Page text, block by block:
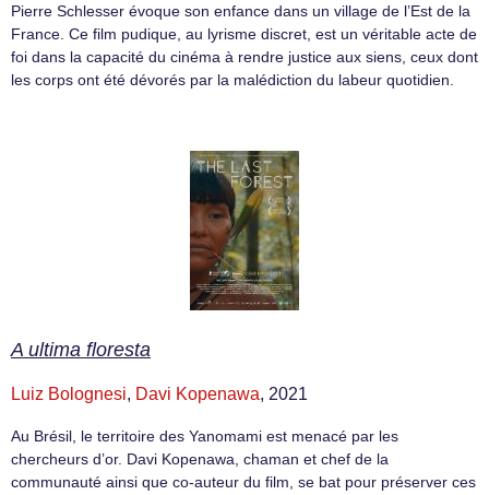
Pierre Schlesser évoque son enfance dans un village de l’Est de la
France. Ce film pudique, au lyrisme discret, est un véritable acte de
foi dans la capacité du cinéma à rendre justice aux siens, ceux dont
les corps ont été dévorés par la malédiction du labeur quotidien.
A ultima floresta
Luiz Bolognesi, Davi Kopenawa, 2021
Au Brésil, le territoire des Yanomami est menacé par les
chercheurs d’or. Davi Kopenawa, chaman et chef de la
communauté ainsi que co-auteur du film, se bat pour préserver ces